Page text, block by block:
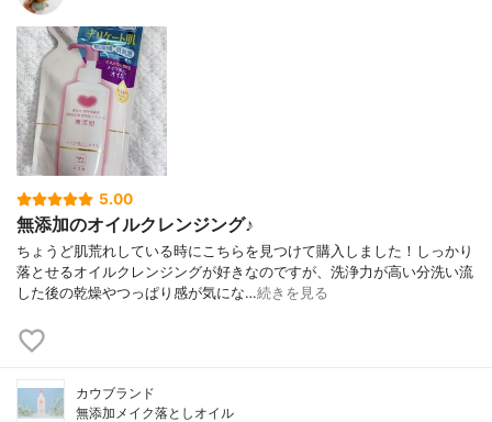
5.00
無添加のオイルクレンジング♪
ちょうど肌荒れしている時にこちらを見つけて購入しました！しっかり
落とせるオイルクレンジングが好きなのですが、洗浄力が高い分洗い流
した後の乾燥やつっぱり感が気にな…続きを見る
カウブランド
無添加メイク落としオイル